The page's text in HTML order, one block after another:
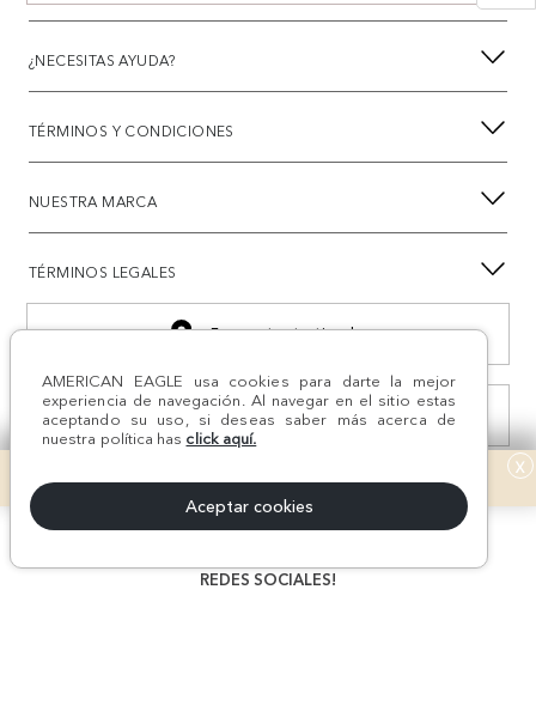
AMERICAN EAGLE usa cookies para darte la mejor
experiencia de navegación. Al navegar en el sitio estas
aceptando su uso, si deseas saber más acerca de
nuestra política has click aquí.
Aceptar cookies
x
¿NECESITAS AYUDA?
TÉRMINOS Y CONDICIONES
NUESTRA MARCA
TÉRMINOS LEGALES
Encuentra tu tienda
Consulta estado Reclamación
REDES SOCIALES!